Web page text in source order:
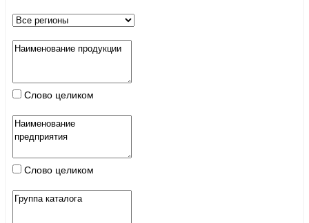
Слово целиком
Слово целиком